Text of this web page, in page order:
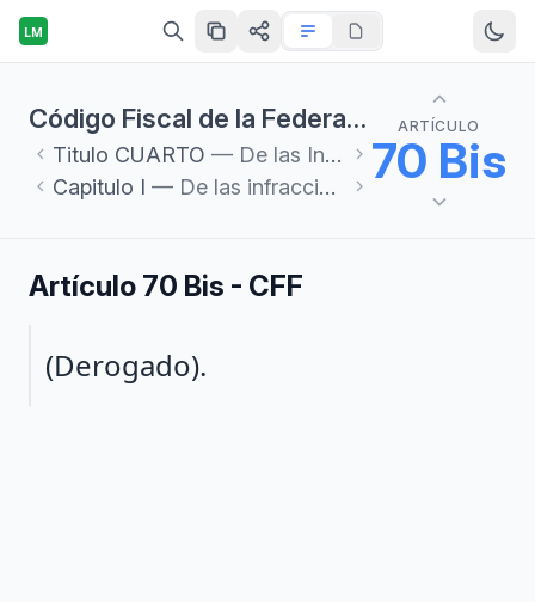
LM
Código Fiscal de la Federación
Titulo CUARTO — De las Infracciones y Delitos Fiscales
Capitulo I — De las infracciones
ARTÍCULO
70 Bis
Artículo 70 Bis - CFF
Párrafo 1
(Derogado).